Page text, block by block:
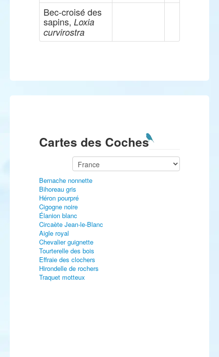
Bec-croisé des
sapins, Loxia
curvirostra
Cartes des Coches
Bernache nonnette
Bihoreau gris
Héron pourpré
Cigogne noire
Élanion blanc
Circaète Jean-le-Blanc
Aigle royal
Chevalier guignette
Tourterelle des bois
Effraie des clochers
Hirondelle de rochers
Traquet motteux